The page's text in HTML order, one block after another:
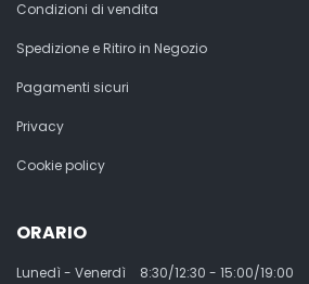
Condizioni di vendita
Spedizione e Ritiro in Negozio
Pagamenti sicuri
Privacy
Cookie policy
ORARIO
Lunedì - Venerdì 8:30/12:30 - 15:00/19:00